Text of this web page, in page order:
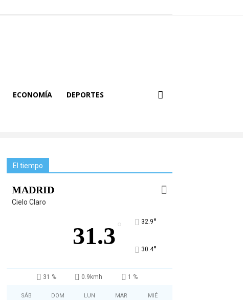
ECONOMÍA DEPORTES
El tiempo
MADRID
Cielo Claro
31.3 ° 32.9°
30.4°
31 % 0.9kmh 1 %
SÁB DOM LUN MAR MIÉ